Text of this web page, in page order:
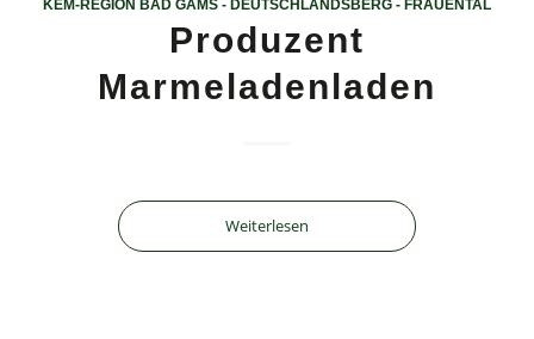
KEM-REGION BAD GAMS - DEUTSCHLANDSBERG - FRAUENTAL
Produzent
Marmeladenladen
Weiterlesen